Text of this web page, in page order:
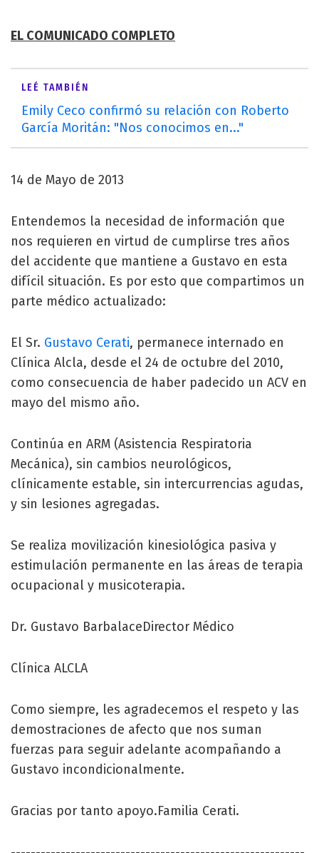
EL COMUNICADO COMPLETO
LEÉ TAMBIÉN
Emily Ceco confirmó su relación con Roberto
García Moritán: "Nos conocimos en..."
14 de Mayo de 2013
Entendemos la necesidad de información que
nos requieren en virtud de cumplirse tres años
del accidente que mantiene a Gustavo en esta
difícil situación. Es por esto que compartimos un
parte médico actualizado:
El Sr. Gustavo Cerati, permanece internado en
Clínica Alcla, desde el 24 de octubre del 2010,
como consecuencia de haber padecido un ACV en
mayo del mismo año.
Continúa en ARM (Asistencia Respiratoria
Mecánica), sin cambios neurológicos,
clínicamente estable, sin intercurrencias agudas,
y sin lesiones agregadas.
Se realiza movilización kinesiológica pasiva y
estimulación permanente en las áreas de terapia
ocupacional y musicoterapia.
Dr. Gustavo BarbalaceDirector Médico
Clínica ALCLA
Como siempre, les agradecemos el respeto y las
demostraciones de afecto que nos suman
fuerzas para seguir adelante acompañando a
Gustavo incondicionalmente.
Gracias por tanto apoyo.Familia Cerati.